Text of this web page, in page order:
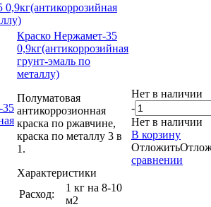
Краско Нержамет-35
0,9кг(антикоррозийная
грунт-эмаль по
металлу)
Полуматовая
антикоррозионная
краска по ржавчине,
краска по металлу 3 в
1.
Характеристики
Расход:
1 кг на 8-10
м2
Нет в наличии
-
Нет в наличии
В корзину
Отложить
сравнении